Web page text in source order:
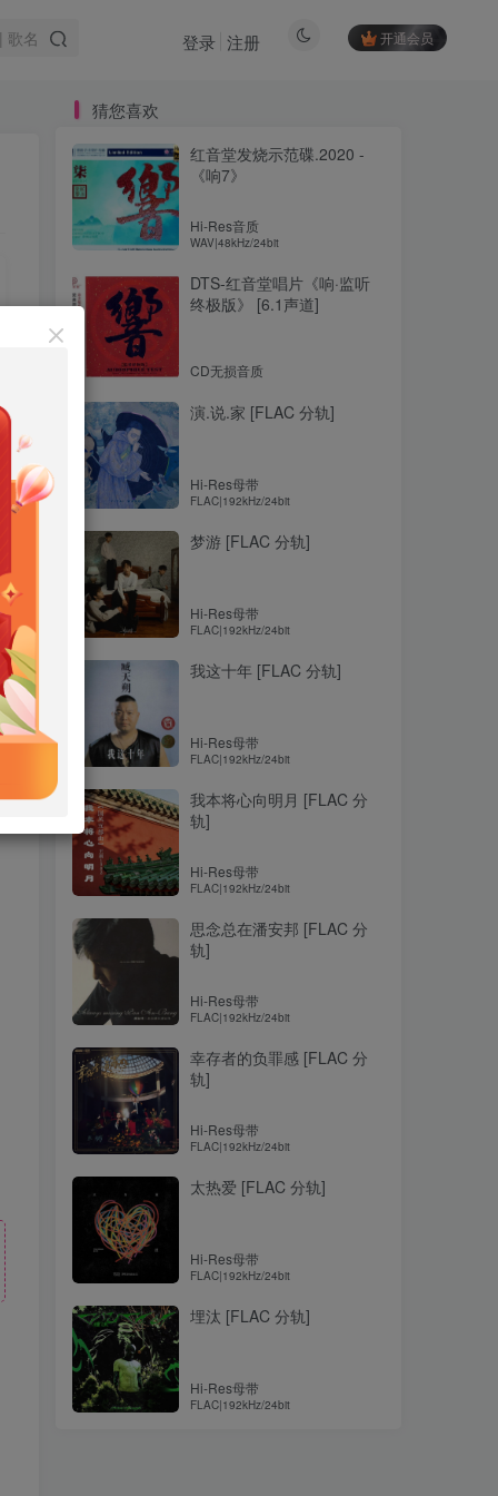
开通会员
登录 注册
猜您喜欢
红音堂发烧示范碟.2020 -
《响7》
Hi-Res音质
WAV|48kHz/24bit
DTS-红音堂唱片《响·监听
终极版》 [6.1声道]
CD无损音质
演.说.家 [FLAC 分轨]
Hi-Res母带
FLAC|192kHz/24bit
梦游 [FLAC 分轨]
Hi-Res母带
FLAC|192kHz/24bit
我这十年 [FLAC 分轨]
Hi-Res母带
FLAC|192kHz/24bit
我本将心向明月 [FLAC 分
轨]
Hi-Res母带
FLAC|192kHz/24bit
思念总在潘安邦 [FLAC 分
轨]
Hi-Res母带
FLAC|192kHz/24bit
幸存者的负罪感 [FLAC 分
轨]
Hi-Res母带
FLAC|192kHz/24bit
太热爱 [FLAC 分轨]
Hi-Res母带
FLAC|192kHz/24bit
埋汰 [FLAC 分轨]
Hi-Res母带
FLAC|192kHz/24bit